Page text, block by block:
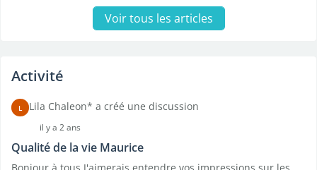
Voir tous les articles
Activité
L Lila Chaleon* a créé une discussion
il y a 2 ans
Qualité de la vie Maurice